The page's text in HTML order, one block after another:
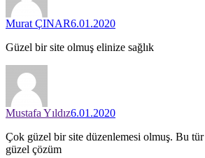
Murat ÇINAR6.01.2020
Güzel bir site olmuş elinize sağlık
Mustafa Yıldız6.01.2020
Çok güzel bir site düzenlemesi olmuş. Bu
güzel çözüm